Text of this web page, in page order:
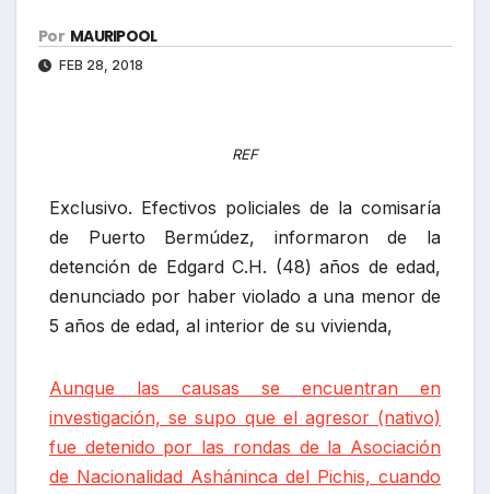
Por MAURIPOOL
FEB 28, 2018
REF
Exclusivo. Efectivos policiales de la comisaría
de Puerto Bermúdez, informaron de la
detención de Edgard C.H. (48) años de edad,
denunciado por haber violado a una menor de
5 años de edad, al interior de su vivienda,
Aunque las causas se encuentran en
investigación, se supo que el agresor (nativo)
fue detenido por las rondas de la Asociación
de Nacionalidad Asháninca del Pichis, cuando